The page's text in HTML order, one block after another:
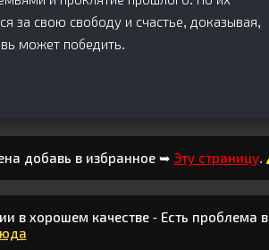
за свою свободу и счастье, доказывая,
может победить.
добавь в избранное ➥ Эту страницу.
в хорошем качестве - Есть проблема в